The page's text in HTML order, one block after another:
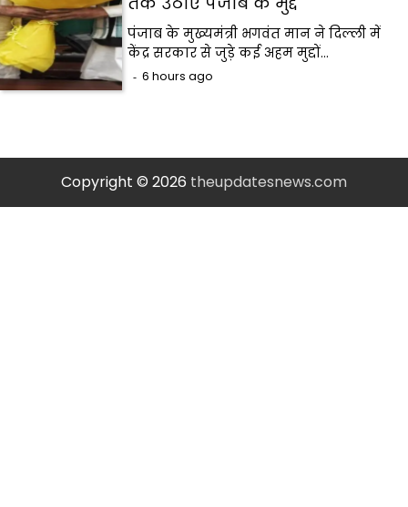
पंजाब के मुख्यमंत्री भगवंत मान ने दिल्ली में
केंद्र सरकार से जुड़े कई अहम मुद्दों…
6 hours ago
Copyright © 2026 theupdatesnews.com